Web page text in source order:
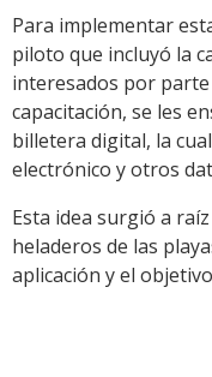
Para implementar
piloto que incluyó la
interesados por
capacitación, se les
billetera digital, la
electrónico y otros
Esta idea surgió a
heladeros de las
aplicación y el